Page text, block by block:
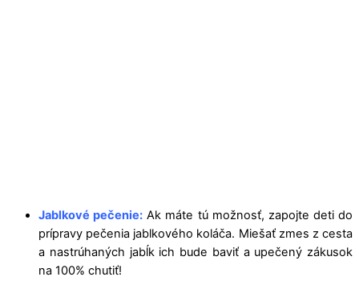
Jablkové pečenie: Ak máte tú možnosť, zapojte deti do
prípravy pečenia jablkového koláča. Miešať zmes z cesta
a nastrúhaných jabĺk ich bude baviť a upečený zákusok
na 100% chutiť!